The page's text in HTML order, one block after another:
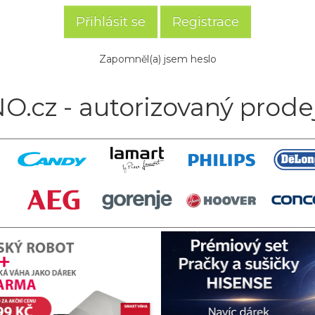
Registrace
Zapomněl(a) jsem heslo
- autorizovaný